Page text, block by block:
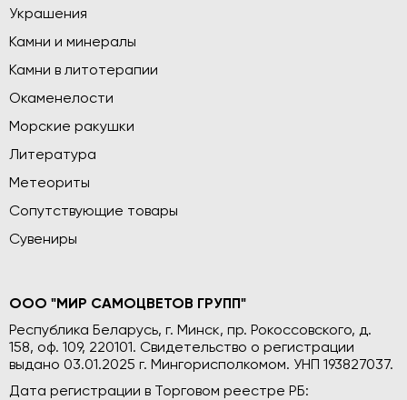
Украшения
Камни и минералы
Камни в литотерапии
Окаменелости
Морские ракушки
Литература
Метеориты
Сопутствующие товары
Сувениры
ООО "МИР САМОЦВЕТОВ ГРУПП"
Республика Беларусь, г. Минск, пр. Рокоссовского, д.
158, оф. 109, 220101. Свидетельство о регистрации
выдано 03.01.2025 г. Мингорисполкомом. УНП 193827037.
Дата регистрации в Торговом реестре РБ: